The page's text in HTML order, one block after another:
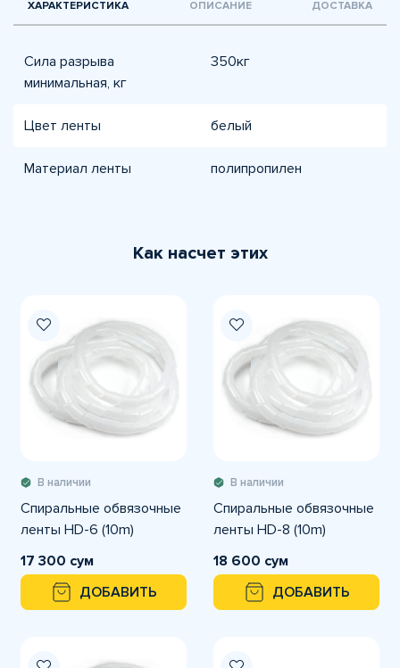
ХАРАКТЕРИСТИКА ОПИСАНИЕ ДОСТАВКА
Сила разрыва
минимальная, кг
350кг
Цвет ленты белый
Материал ленты полипропилен
Как насчет этих
В наличии
Спиральные обвязочные
ленты HD-6 (10m)
17 300 сум
ДОБАВИТЬ
В наличии
Спиральные обвязочные
ленты HD-8 (10m)
18 600 сум
ДОБАВИТЬ